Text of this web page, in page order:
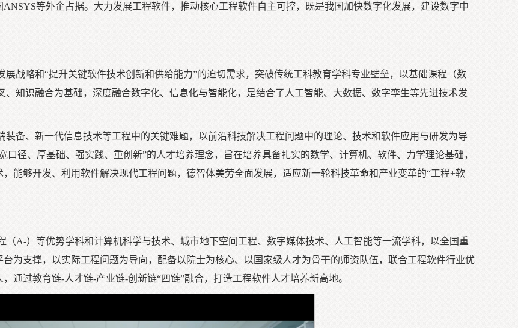
等外企占据。大力发展工程软件，推动核心工程软件自主可控，既是我国加快数字化发展，建设数字中
战略和“提升关键软件技术创新和供给能力”的迫切需求，突破传统工科教育学科专业壁垒，以基础课程（数
知识融合为基础，深度融合数字化、信息化与智能化，是结合了人工智能、大数据、数字孪生等先进技术发
备、新一代信息技术等工程中的关键难题，以前沿科技解决工程问题中的理论、技术和软件应用与研发为导
径、厚基础、强实践、重创新”的人才培养理念，旨在培养具备扎实的数学、计算机、软件、力学理论基础，
能够开发、利用软件解决现代工程问题，德智体美劳全面发展，适应新一轮科技革命和产业变革的“工程+软
（A-）等优势学科和计算机科学与技术、城市地下空间工程、数字媒体技术、人工智能等一流学科，以全国重
为支撑，以实际工程问题为导向，配备以院士为核心、以国家级人才为骨干的师资队伍，联合工程软件行业优
通过教育链-人才链-产业链-创新链“四链”融合，打造工程软件人才培养新高地。